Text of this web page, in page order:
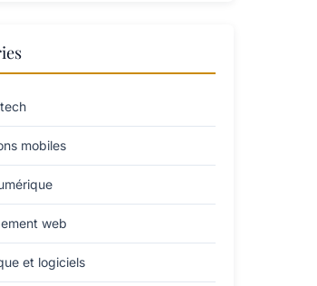
mobiles
web
et logiciels